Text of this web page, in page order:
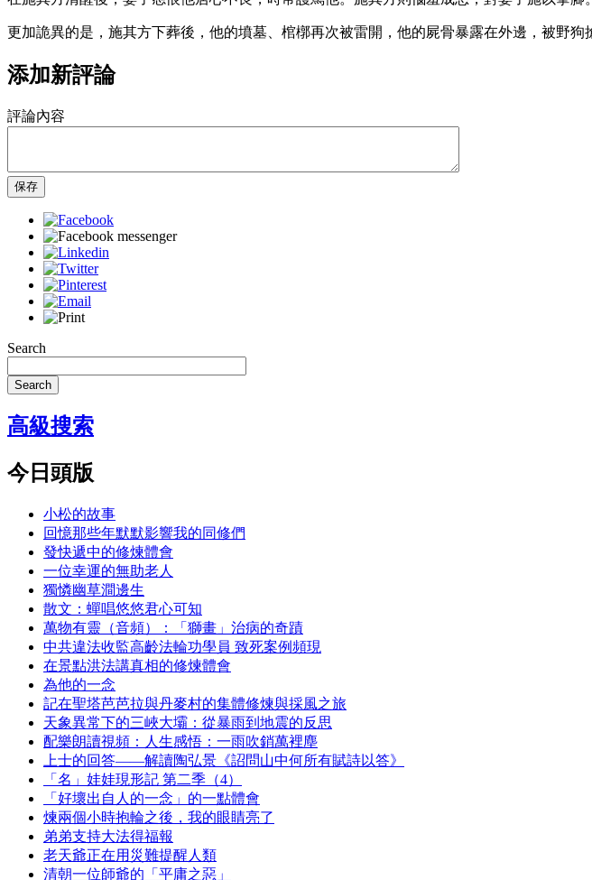
更加詭異的是，施其方下葬後，他的墳墓、棺槨再次被雷開，他的屍骨暴露在外邊，被野狗
添加新評論
評論內容
保存
Search
Search
高級搜索
今日頭版
小松的故事
回憶那些年默默影響我的同修們
發快遞中的修煉體會
一位幸運的無助老人
獨憐幽草澗邊生
散文：蟬唱悠悠君心可知
萬物有靈（音頻）：「獅畫」治病的奇蹟
中共違法收監高齡法輪功學員 致死案例頻現
在景點洪法講真相的修煉體會
為他的一念
記在聖塔芭芭拉與丹麥村的集體修煉與採風之旅
天象異常下的三峽大壩：從暴雨到地震的反思
配樂朗讀視頻：人生感悟：一雨吹銷萬裡塵
上士的回答——解讀陶弘景《詔問山中何所有賦詩以答》
「名」娃娃現形記 第二季（4）
「好壞出自人的一念」的一點體會
煉兩個小時抱輪之後，我的眼睛亮了
弟弟支持大法得福報
老天爺正在用災難提醒人類
清朝一位師爺的「平庸之惡」